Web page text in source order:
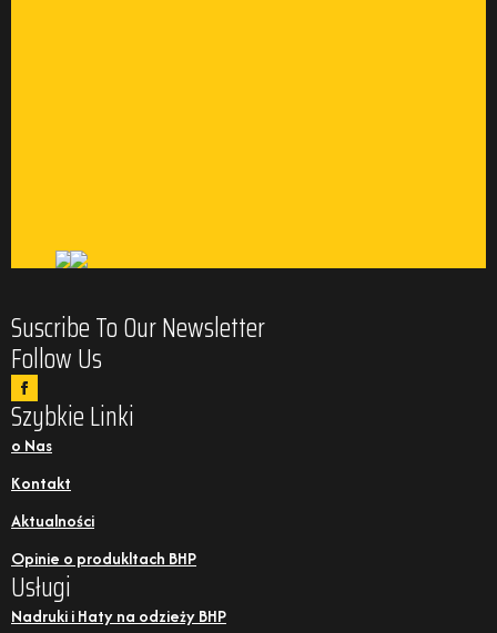
Suscribe To Our Newsletter
Follow Us
Szybkie Linki
o Nas
Kontakt
Aktualności
Opinie o produkltach BHP
Usługi
Nadruki i Haty na odzieży BHP